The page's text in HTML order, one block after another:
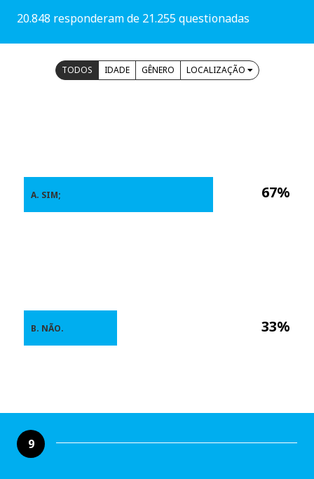
20.848 responderam de 21.255 questionadas
TODOS IDADE GÊNERO LOCALIZAÇÃO
67%
33%
A. SIM;
B. NÃO.
9